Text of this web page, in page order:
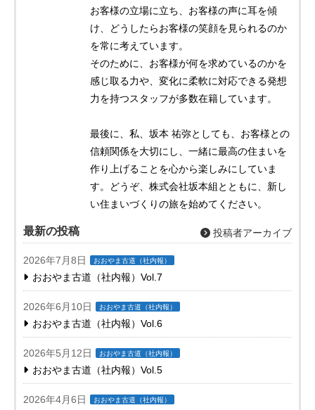
お客様の立場に立ち、お客様の声に耳を傾
け、どうしたらお客様の笑顔を見られるのか
を常に考えています。
そのために、お客様が何を求めているのかを
感じ取る力や、変化に柔軟に対応できる発想
力を持つスタッフが多数在籍しています。
最後に、私、坂本 祐弥としても、お客様との
信頼関係を大切にし、一緒に最高の住まいを
作り上げることを心から楽しみにしていま
す。どうぞ、株式会社坂本組とともに、新し
い住まいづくりの旅を始めてください。
最新の投稿 投稿者アーカイブ
2026年7月8日 おおやま古道（社内報）
おおやま古道（社内報）Vol.7
2026年6月10日 おおやま古道（社内報）
おおやま古道（社内報）Vol.6
2026年5月12日 おおやま古道（社内報）
おおやま古道（社内報）Vol.5
2026年4月6日 おおやま古道（社内報）